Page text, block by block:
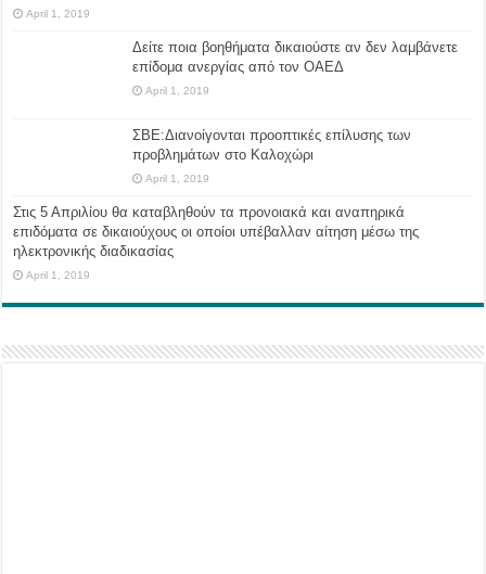
April 1, 2019
Δείτε ποια βοηθήματα δικαιούστε αν δεν λαμβάνετε
επίδομα ανεργίας από τον ΟΑΕΔ
April 1, 2019
ΣΒΕ:Διανοίγονται προοπτικές επίλυσης των
προβλημάτων στο Καλοχώρι
April 1, 2019
Στις 5 Απριλίου θα καταβληθούν τα προνοιακά και αναπηρικά
επιδόματα σε δικαιούχους οι οποίοι υπέβαλλαν αίτηση μέσω της
ηλεκτρονικής διαδικασίας
April 1, 2019